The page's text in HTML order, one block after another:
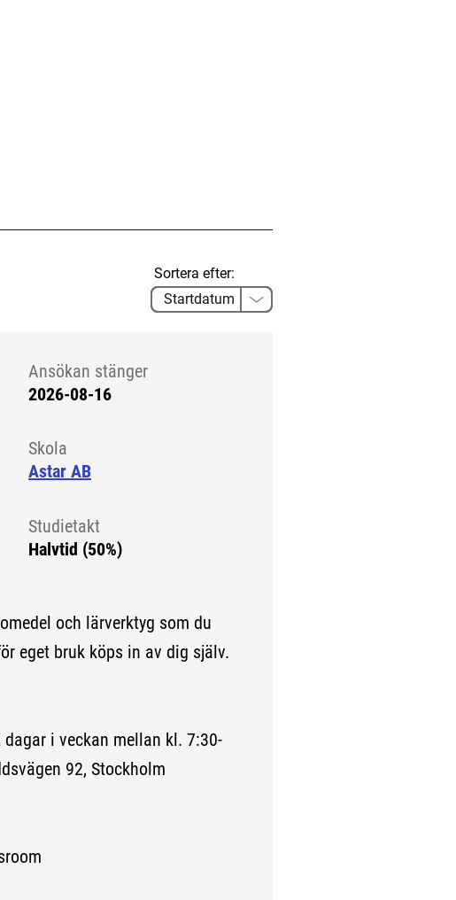
Sortera efter:
Ansökan stänger
2026-08-16
Skola
Astar AB
Studietakt
Halvtid (50%)
och lärverktyg som du
eget bruk köps in av dig själv.
i veckan mellan kl. 7:30-
92, Stockholm